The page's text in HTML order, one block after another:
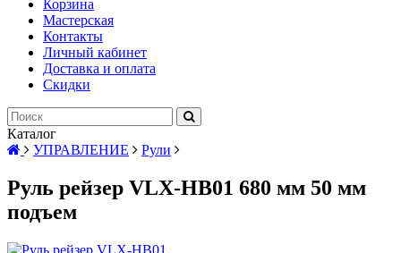
Корзина
Мастерская
Контакты
Личный кабинет
Доставка и оплата
Скидки
Каталог
УПРАВЛЕНИЕ
Рули
Руль рейзер VLX-HB01 680 мм 50 мм
подъем